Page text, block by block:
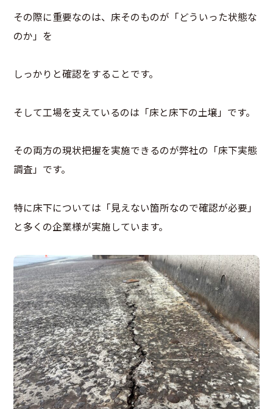
その際に重要なのは、床そのものが「どういった状態な
のか」を
しっかりと確認をすることです。
そして工場を支えているのは「床と床下の土壌」です。
その両方の現状把握を実施できるのが弊社の「床下実態
調査」です。
特に床下については「見えない箇所なので確認が必要」
と多くの企業様が実施しています。